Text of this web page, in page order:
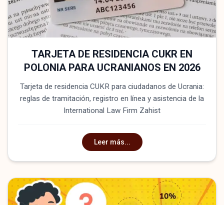
TARJETA DE RESIDENCIA CUKR EN
POLONIA PARA UCRANIANOS EN 2026
Tarjeta de residencia CUKR para ciudadanos de Ucrania:
reglas de tramitación, registro en línea y asistencia de la
International Law Firm Zahist
Leer más...